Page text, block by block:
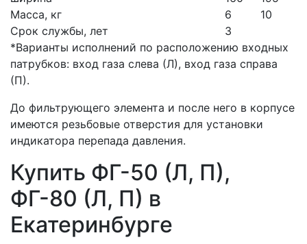
Масса, кг
6
10
Срок службы, лет
3
*Варианты исполнений по расположению входных
патрубков: вход газа слева (Л), вход газа справа
(П).
До фильтрующего элемента и после него в корпусе
имеются резьбовые отверстия для установки
индикатора перепада давления.
Купить ФГ-50 (Л, П),
ФГ-80 (Л, П) в
Екатеринбурге